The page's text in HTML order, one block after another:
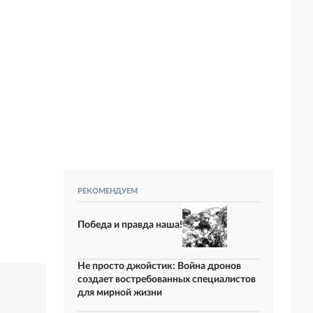
РЕКОМЕНДУЕМ
Победа и правда наша!
Не просто джойстик: Война дронов
создает востребованных специалистов
для мирной жизни